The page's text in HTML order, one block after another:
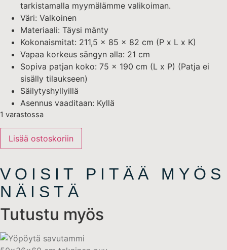
tarkistamalla myymälämme valikoiman.
Väri: Valkoinen
Materiaali: Täysi mänty
Kokonaismitat: 211,5 x 85 x 82 cm (P x L x K)
Vapaa korkeus sängyn alla: 21 cm
Sopiva patjan koko: 75 x 190 cm (L x P) (Patja ei
sisälly tilaukseen)
Säilytyshyllyillä
Asennus vaaditaan: Kyllä
1 varastossa
Lisää ostoskoriin
VOISIT PITÄÄ MYÖS
NÄISTÄ
Tutustu myös